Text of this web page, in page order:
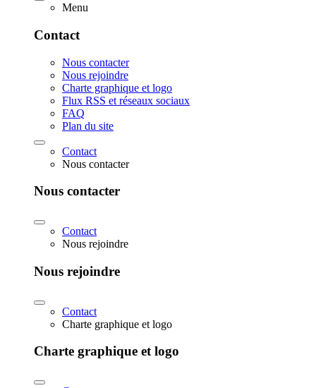
Menu
Contact
Nous contacter
Nous rejoindre
Charte graphique et logo
Flux RSS et réseaux sociaux
FAQ
Plan du site
Contact
Nous contacter
Nous contacter
Contact
Nous rejoindre
Nous rejoindre
Contact
Charte graphique et logo
Charte graphique et logo